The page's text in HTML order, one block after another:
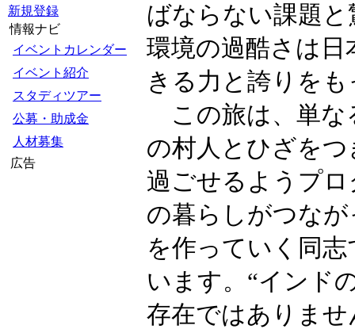
新規登録
情報ナビ
イベントカレンダー
イベント紹介
スタディツアー
公募・助成金
人材募集
広告
ばならない課題
環境の過酷さは
きる力と誇りを
この旅は、単な
の村人とひざを
過ごせるようプ
の暮らしがつな
を作っていく同
います。“インド
存在ではありま